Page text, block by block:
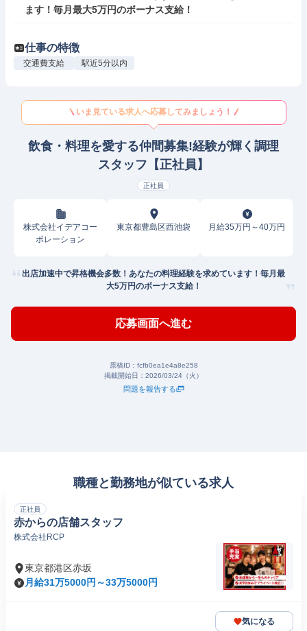
ます！毎月最大5万円のボーナス支給！
仕事の特徴
交通費支給 駅近5分以内
いま見ている求人へ応募してみましょう！
飲食・料理を愛する仲間募集!経験が輝く調理
スタッフ【正社員】
正社員
株式会社イデアコー
ポレーション
東京都豊島区西池袋 月給35万円～40万円
出店加速中で昇格機会多数！あなたの料理経験を求めています！毎月最
大5万円のボーナス支給！
応募画面へ進む
原稿ID： fcfb0ea1e4a8e258
掲載開始日： 2026/03/24（火）
問題を報告する
職種と勤務地が似ている求人
正社員
赤からの店舗スタッフ
株式会社RCP
東京都港区赤坂
月給31万5000円～33万5000円
気になる